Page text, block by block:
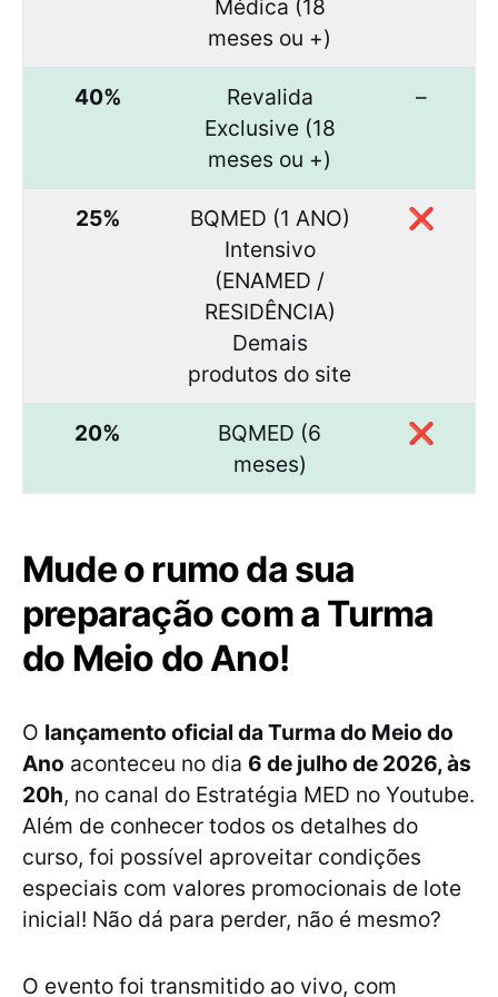
Médica (18
meses ou +)
40%
Revalida
Exclusive (18
meses ou +)
–
25%
BQMED (1 ANO)
Intensivo
(ENAMED /
RESIDÊNCIA)
Demais
produtos do site
❌
20%
BQMED (6
meses)
❌
Mude o rumo da sua
preparação com a Turma
do Meio do Ano!
O lançamento oficial da Turma do Meio do
Ano aconteceu no dia 6 de julho de 2026, às
20h, no canal do Estratégia MED no Youtube.
Além de conhecer todos os detalhes do
curso, foi possível aproveitar condições
especiais com valores promocionais de lote
inicial! Não dá para perder, não é mesmo?
O evento foi transmitido ao vivo, com